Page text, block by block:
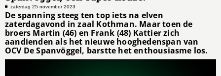
zaterdag 25 november 2023
De spanning steeg ten top iets na elven
zaterdagavond in zaal Kothman. Maar toen de
broers Martin (46) en Frank (48) Kattier zich
aandienden als het nieuwe hooghedenspan van
OCV De Spanvöggel, barstte het enthousiasme los.